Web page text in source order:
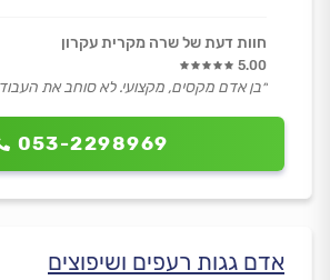
053-2298969
חוות דעת של שרה מקרית עקרון
5.00
״בן אדם מקסים, מקצועי. לא סוחב את
אדם גגות רעפים ושיפוצים